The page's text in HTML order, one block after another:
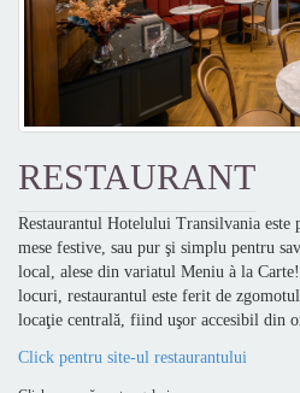
RESTAURANT
Restaurantul Hotelului Transilvania este
mese festive, sau pur şi simplu pentru
local, alese din variatul Meniu à la
locuri, restaurantul este ferit de
locaţie centrală, fiind uşor accesibil din
Click pentru site-ul restaurantului